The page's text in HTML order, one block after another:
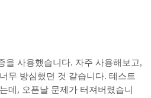
을 사용했습니다. 자주 사용해보고,
무 방심했던 것 같습니다. 테스트
데, 오픈날 문제가 터져버렸습니